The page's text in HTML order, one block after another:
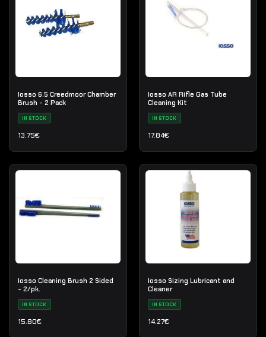
Iosso 6.5 Creedmoor Chamber
Brush - 2 Pack
IN STOCK
13.75€
Iosso AR Rifle Gas Tube
Cleaning Kit
IN STOCK
17.84€
Iosso Cleaning Brush 2 Sided
- 2/pk.
IN STOCK
15.80€
Iosso Sizing Lubricant and
Cleaner
IN STOCK
14.27€